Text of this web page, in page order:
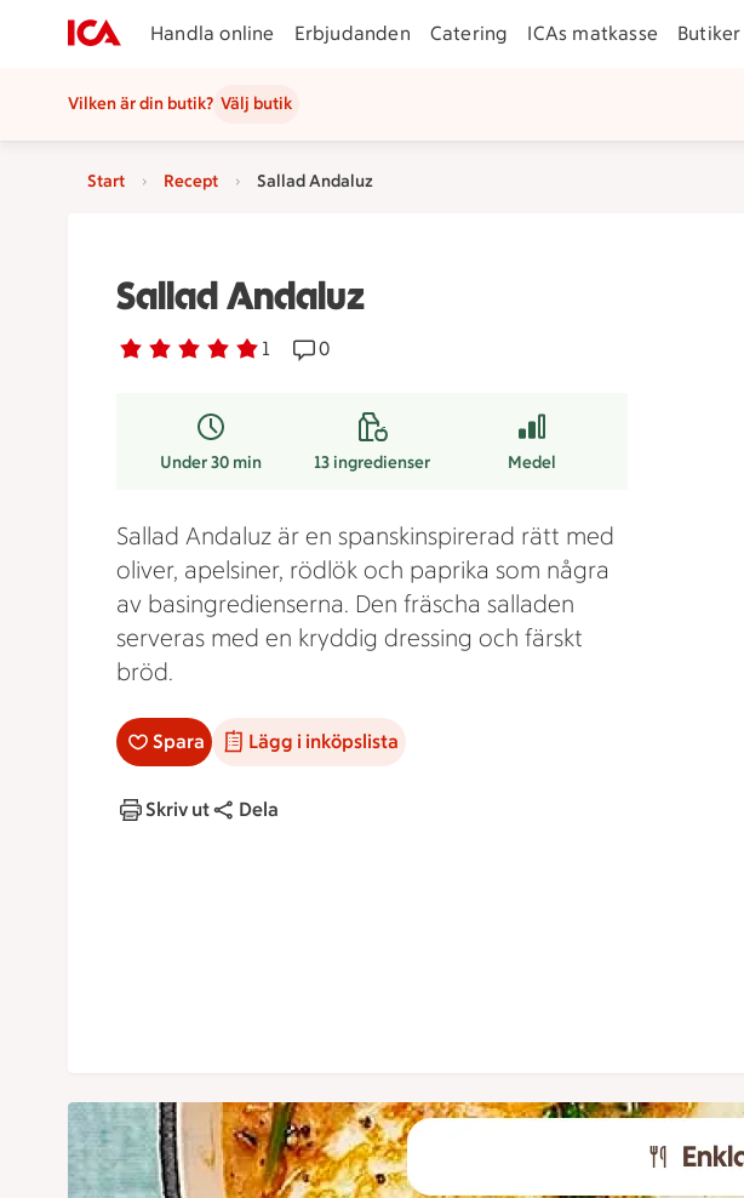
Handla online Erbjudanden Catering ICAs matkasse Butiker
Vilken är din butik? Välj butik
Start Recept Sallad Andaluz
Sallad Andaluz
Betyg 5 av 5. 1
1 personer har röstatReceptet har 0 kommentarer
0
Under 30 min 13ingredienser Medel
Sallad Andaluz är en spanskinspirerad rätt med
oliver, apelsiner, rödlök och paprika som några
av basingredienserna. Den fräscha salladen
serveras med en kryddig dressing och färskt
bröd.
Spara Lägg i inköpslista
Skriv ut Dela